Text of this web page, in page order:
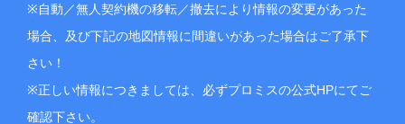
※自動／無人契約機の移転／撤去により情報の変更があった
場合、及び下記の地図情報に間違いがあった場合はご了承下
さい！
※正しい情報につきましては、必ずプロミスの公式HPにてご
確認下さい。